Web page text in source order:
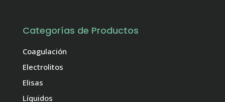
Categorías de Productos
Coagulación
Electrolitos
Elisas
Líquidos